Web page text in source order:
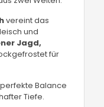
vereint das
und
Jagd,
für
Balance
Tiefe.